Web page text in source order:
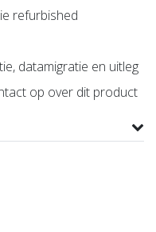
refurbished
datamigratie en uitleg
op over dit product